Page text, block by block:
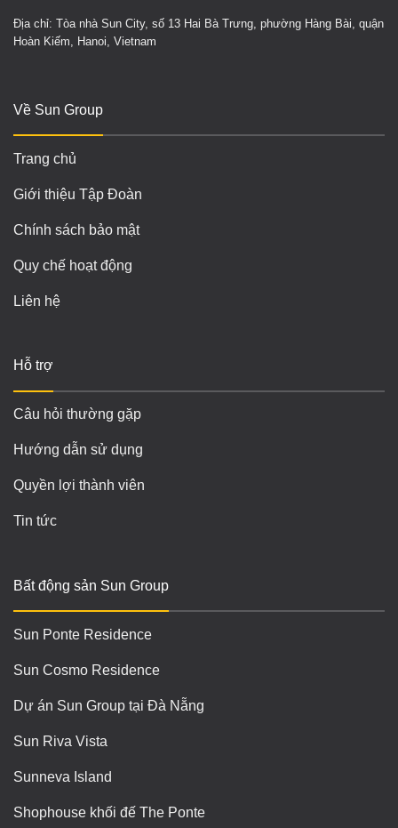
Địa chỉ: Tòa nhà Sun City, số 13 Hai Bà Trưng, phường Hàng Bài, quận
Hoàn Kiếm, Hanoi, Vietnam
Về Sun Group
Trang chủ
Giới thiệu Tập Đoàn
Chính sách bảo mật
Quy chế hoạt động
Liên hệ
Hỗ trợ
Câu hỏi thường gặp
Hướng dẫn sử dụng
Quyền lợi thành viên
Tin tức
Bất động sản Sun Group
Sun Ponte Residence
Sun Cosmo Residence
Dự án Sun Group tại Đà Nẵng
Sun Riva Vista
Sunneva Island
Shophouse khối đế The Ponte